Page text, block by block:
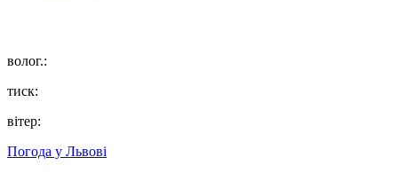
волог.:
тиск:
вітер:
Погода у Львові